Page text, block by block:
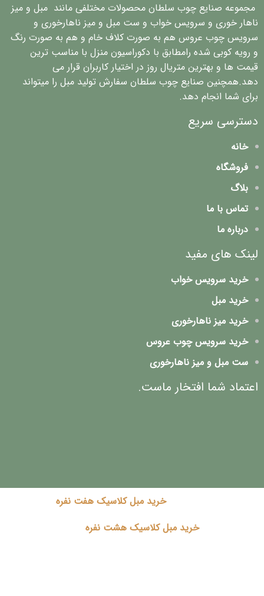
مجموعه صنایع چوب سلطان محصولات مختلفی مانند مبل و میز
ناهار خوری و سرویس خواب و ست مبل و میز ناهارخوری و
سرویس چوب عروس هم به صورت کلاف خام و هم به صورت رنگ
و رویه کوبی شده رامطابق با دکوراسیون منزل با مناسب ترین
قیمت ها و بهترین متریال روز در اختیار کاربران قرار می
دهد.همچنین صنایع چوب سلطان سفارش تولید مبل را میتواند
برای شما انجام دهد.
دسترسی سریع
خانه
فروشگاه
بلاگ
تماس با ما
درباره ما
لینک های مفید
خرید سرویس خواب
خرید مبل
خرید میز ناهارخوری
خرید سرویس چوب عروس
ست مبل و میز ناهارخوری
اعتماد شما افتخار ماست.
خرید مبل کلاسیک هفت نفره
خرید مبل کلاسیک هشت نفره